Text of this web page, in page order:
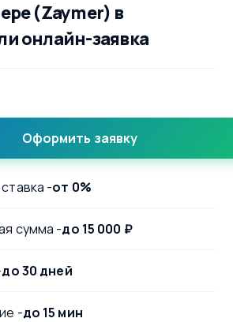
(Zaymer) в
онлайн-заявка
Оформить заявку
-от 0%
сумма -до 15 000 ₽
до 30 дней
-до 15 мин